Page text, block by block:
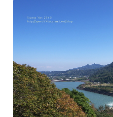
商家合作
討論區
聯絡我們